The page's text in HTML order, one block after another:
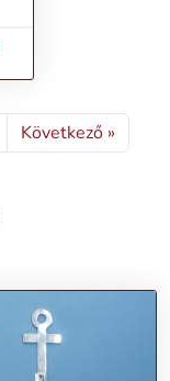
Következő »